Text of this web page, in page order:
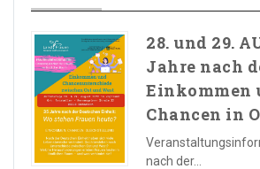
28. und 29.
Jahre nach
Einkommen
Chancen in
nach der…